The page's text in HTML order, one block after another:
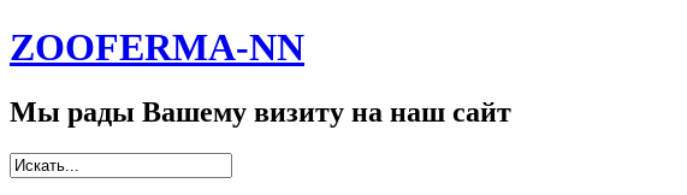
ZOOFERMA-NN
Мы рады Вашему визиту на наш сайт